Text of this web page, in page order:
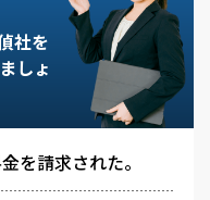
社を
しょ
を請求された。